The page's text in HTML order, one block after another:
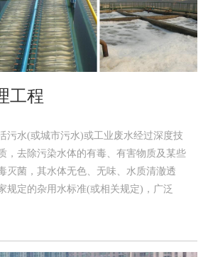
工程
污水(或城市污水)或工业废水经过深度技
，去除污染水体的有毒、有害物质及某些
灭菌，其水体无色、无味、水质清澈透
规定的杂用水标准(或相关规定)，广泛